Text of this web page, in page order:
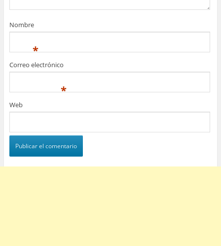
Nombre
*
Correo electrónico
*
Web